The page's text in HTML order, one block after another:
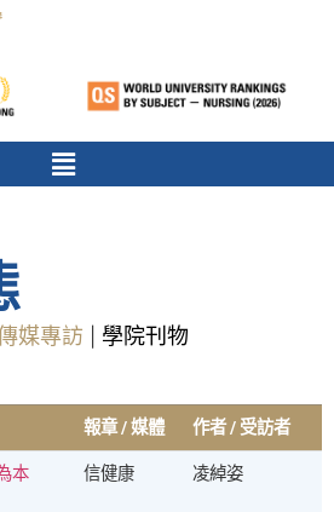
媒專訪 學院刊物
報章 / 媒體 作者 / 受訪者
本 信健康 凌綽姿